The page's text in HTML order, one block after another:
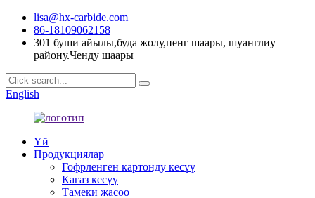
lisa@hx-carbide.com
86-18109062158
301 буши айылы,буда жолу,пенг шаары, шуанглиу
району.Ченду шаары
English
Үй
Продукциялар
Гофрленген картонду кесүү
Кагаз кесүү
Тамеки жасоо